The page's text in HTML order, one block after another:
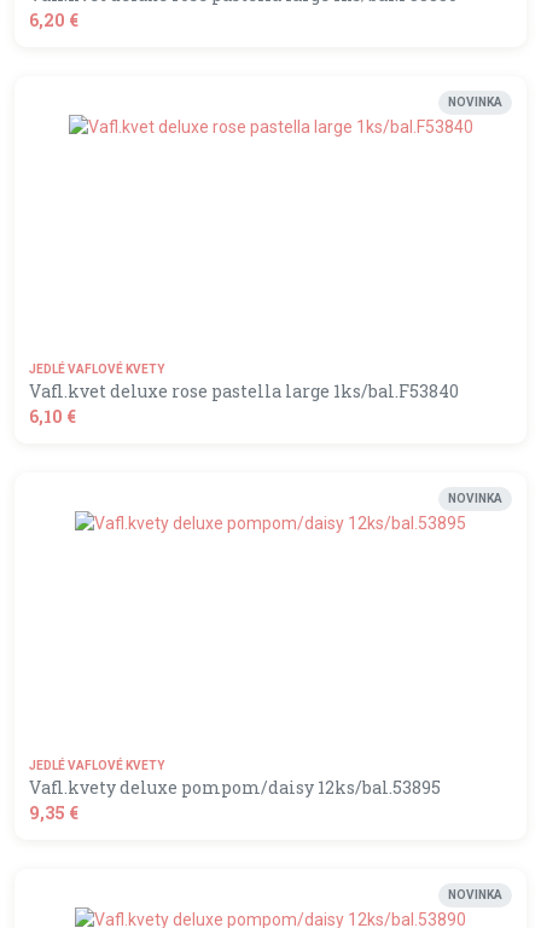
6,20 €
NOVINKA
JEDLÉ VAFLOVÉ KVETY
Vafl.kvet deluxe rose pastella large 1ks/bal.F53840
6,10 €
NOVINKA
JEDLÉ VAFLOVÉ KVETY
Vafl.kvety deluxe pompom/daisy 12ks/bal.53895
9,35 €
NOVINKA